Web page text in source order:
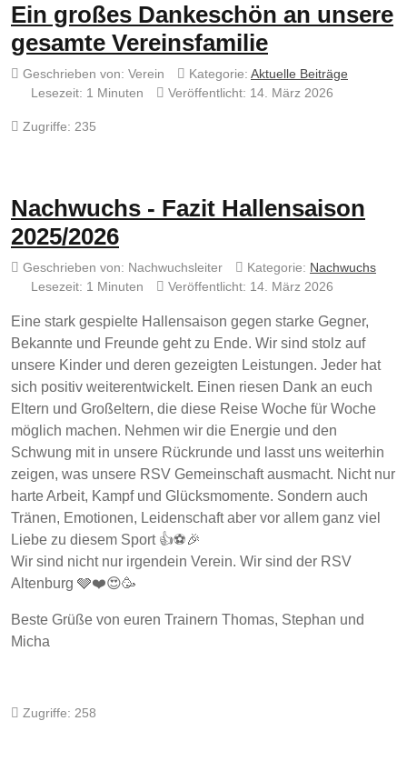
Ein großes Dankeschön an unsere
gesamte Vereinsfamilie
Geschrieben von: Verein Kategorie: Aktuelle Beiträge
Lesezeit: 1 Minuten
Veröffentlicht: 14. März 2026
Zugriffe: 235
Nachwuchs - Fazit Hallensaison
2025/2026
Geschrieben von: Nachwuchsleiter Kategorie: Nachwuchs
Lesezeit: 1 Minuten
Veröffentlicht: 14. März 2026
Eine stark gespielte Hallensaison gegen starke Gegner,
Bekannte und Freunde geht zu Ende. Wir sind stolz auf
unsere Kinder und deren gezeigten Leistungen. Jeder hat
sich positiv weiterentwickelt. Einen riesen Dank an euch
Eltern und Großeltern, die diese Reise Woche für Woche
möglich machen. Nehmen wir die Energie und den
Schwung mit in unsere Rückrunde und lasst uns weiterhin
zeigen, was unsere RSV Gemeinschaft ausmacht. Nicht nur
harte Arbeit, Kampf und Glücksmomente. Sondern auch
Tränen, Emotionen, Leidenschaft aber vor allem ganz viel
Liebe zu diesem Sport 👍⚽️🎉
Wir sind nicht nur irgendein Verein. Wir sind der RSV
Altenburg 🩶❤️😍🥳
Beste Grüße von euren Trainern Thomas, Stephan und
Micha
Zugriffe: 258